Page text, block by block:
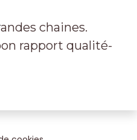
andes chaines.
rapport qualité-